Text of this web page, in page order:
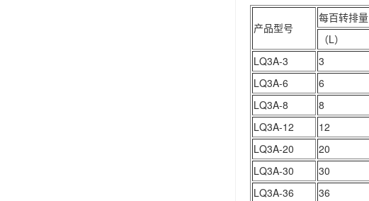
产品型号
每百转排量
（L）
LQ3A-3
3
LQ3A-6
6
LQ3A-8
8
LQ3A-12
12
LQ3A-20
20
LQ3A-30
30
LQ3A-36
36